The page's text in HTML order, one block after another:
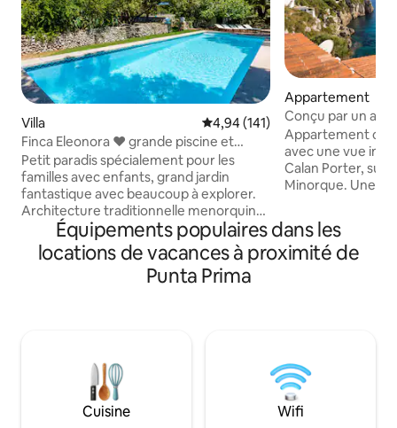
Villa Évaluation moyenne sur la
4,94 (141)
Finca Eleonora ❤ grande piscine et
grand jardin, AC, Sonos ♫
Petit paradis spécialement pour les
familles avec enfants, grand jardin
fantastique avec beaucoup à explorer.
Architecture traditionnelle menorquine
du 19e siècle dans sa forme originale -
distribution des chambres visible sur les
photos, veuillez vous référer au plan
d'étage. Parfait pour une ou deux
À seulement 10-15 min en voiture des
plages ou de Mahon, à 800 m de San
Clemente avec des épiceries et des
restaurants.
Appartement
Conçu par un
imprenable
Appartement
avec une vue
Calan Porter, sur
Minorque. Une
les plus célèbres
propriété avec
qualité, est un
le souffle.
Équipements populaires dans les
locations de vacances à proximité de
Punta Prima
Cuisine Wifi